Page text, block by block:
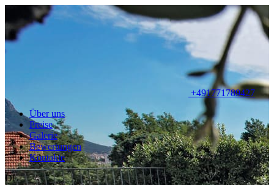
+491771789427
Über uns
Preise
Galerie
Bewertungen
Kontakte
DE